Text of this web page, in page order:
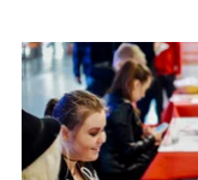
Ta sekcja zawiera